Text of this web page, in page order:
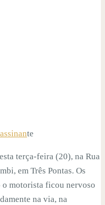
te
terça-feira (20), na Rua
em Três Pontas. Os
motorista ficou nervoso
na via, na